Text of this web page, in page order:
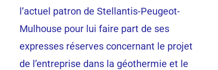
l’actuel patron de Stellantis-Peugeot-
Mulhouse pour lui faire part de ses
expresses réserves concernant le projet
de l’entreprise dans la géothermie et le